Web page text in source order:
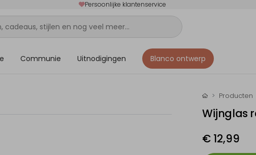
Persoonlijke klantenservice
Communie Uitnodigingen Blanco ontwerp
Producten
Wijnglas
€ 12,99